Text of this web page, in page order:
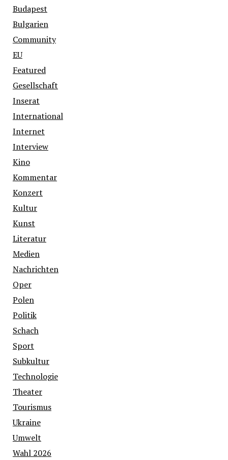
Budapest
Bulgarien
Community
EU
Featured
Gesellschaft
Inserat
International
Internet
Interview
Kino
Kommentar
Konzert
Kultur
Kunst
Literatur
Medien
Nachrichten
Oper
Polen
Politik
Schach
Sport
Subkultur
Technologie
Theater
Tourismus
Ukraine
Umwelt
Wahl 2026